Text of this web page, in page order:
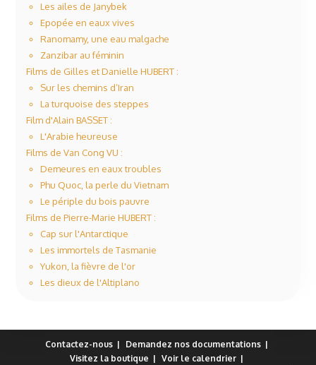
Les ailes de Janybek
Epopée en eaux vives
Ranomamy, une eau malgache
Zanzibar au féminin
Films de Gilles et Danielle HUBERT :
Sur les chemins d’Iran
La turquoise des steppes
Film d'Alain BASSET :
L'Arabie heureuse
Films de Van Cong VU :
Demeures en eaux troubles
Phu Quoc, la perle du Vietnam
Le périple du bois pauvre
Films de Pierre-Marie HUBERT :
Cap sur l'Antarctique
Les immortels de Tasmanie
Yukon, la fièvre de l'or
Les dieux de l'Altiplano
Contactez-nous
Demandez nos documentations
Visitez la boutique
Voir le calendrier